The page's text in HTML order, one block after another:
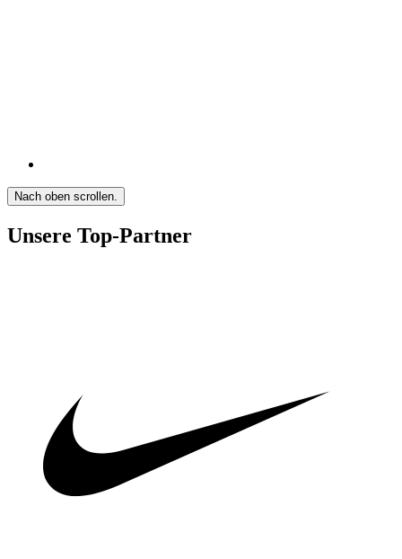
Nach oben scrollen.
Unsere Top-Partner